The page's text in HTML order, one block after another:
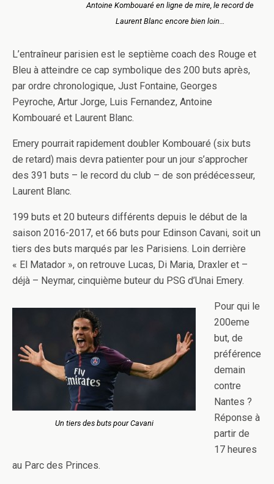
Antoine Kombouaré en ligne de mire, le record de
Laurent Blanc encore bien loin…
L’entraîneur parisien est le septième coach des Rouge et
Bleu à atteindre ce cap symbolique des 200 buts après,
par ordre chronologique, Just Fontaine, Georges
Peyroche, Artur Jorge, Luis Fernandez, Antoine
Kombouaré et Laurent Blanc.
Emery pourrait rapidement doubler Kombouaré (six buts
de retard) mais devra patienter pour un jour s’approcher
des 391 buts – le record du club – de son prédécesseur,
Laurent Blanc.
199 buts et 20 buteurs différents depuis le début de la
saison 2016-2017, et 66 buts pour Edinson Cavani, soit un
tiers des buts marqués par les Parisiens. Loin derrière
« El Matador », on retrouve Lucas, Di Maria, Draxler et –
déjà – Neymar, cinquième buteur du PSG d’Unai Emery.
Un tiers des buts pour Cavani
Pour qui le
200eme
but, de
préférence
demain
contre
Nantes ?
Réponse à
partir de
17 heures
au Parc des Princes.